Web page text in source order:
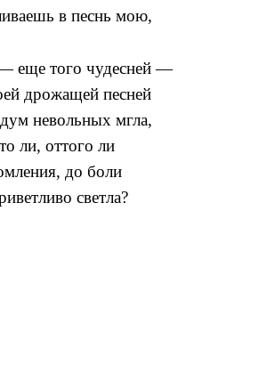
в песнь мою,
еще того чудесней —
дрожащей песней
невольных мгла,
ли, оттого ли
до боли
светла?